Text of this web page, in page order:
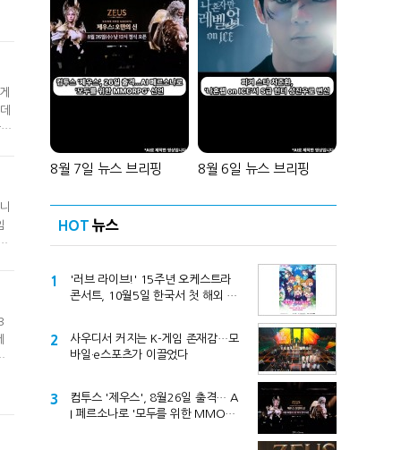
8월 7일 뉴스 브리핑 8월 6일 뉴스 브리핑
HOT 뉴스
1
'러브 라이브!' 15주년 오케스트라
콘서트, 10월5일 한국서 첫 해외 공
2
사우디서 커지는 K-게임 존재감…모
바일·e스포츠가 이끌었다
3
컴투스 '제우스', 8월26일 출격… A
I 페르소나로 '모두를 위한 MMORP